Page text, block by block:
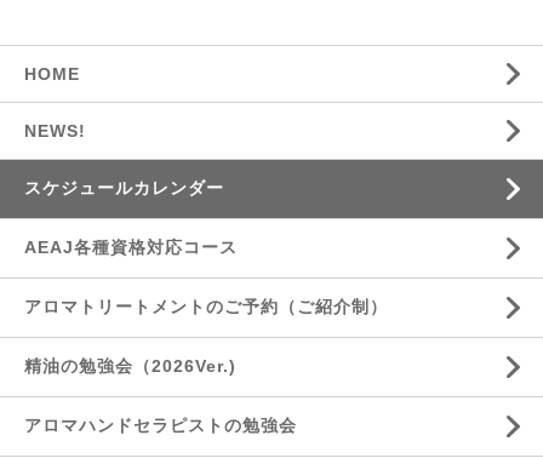
HOME
NEWS!
スケジュールカレンダー
AEAJ各種資格対応コース
アロマトリートメントのご予約（ご紹介制）
精油の勉強会（2026Ver.)
アロマハンドセラピストの勉強会